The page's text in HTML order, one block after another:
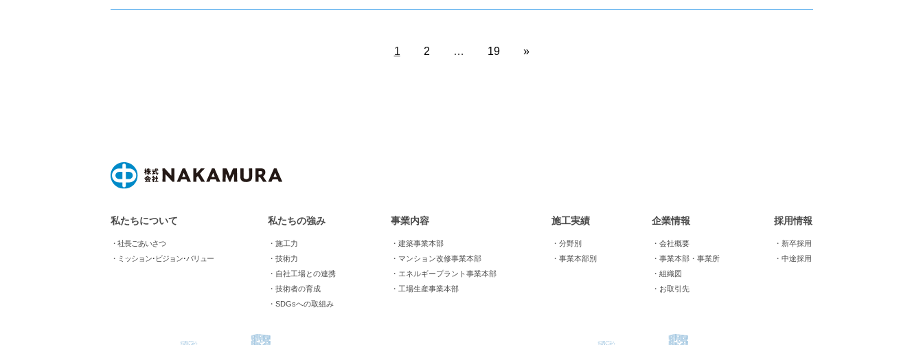
1 2 … 19 »
私たちについて
・社長ごあいさつ
・ミッション･ビジョン･バリュー
私たちの強み
・施工力
・技術力
・自社工場との連携
・技術者の育成
・SDGsへの取組み
事業内容
・建築事業本部
・マンション改修事業本部
・エネルギープラント事業本部
・工場生産事業本部
施工実績
・分野別
・事業本部別
企業情報
・会社概要
・事業本部・事業所
・組織図
・お取引先
採用情報
・新卒採用
・中途採用